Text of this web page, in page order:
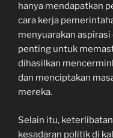
hanya mendapatkan
cara kerja
menyuarakan
penting untuk
dihasilkan
dan menciptakan
mereka.
Selain itu,
kesadaran politik di